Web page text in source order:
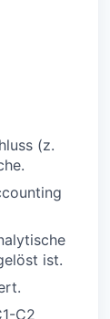
(z.
ist.
C2